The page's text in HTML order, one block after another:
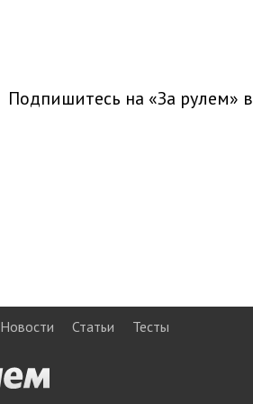
Подпишитесь на «За рулем» в
Новости Статьи Тесты